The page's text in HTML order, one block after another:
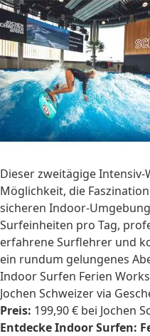
Dieser zweitägige
Möglichkeit, die
sicheren Indoor-
Surfeinheiten pro Tag,
erfahrene Surflehrer und
ein rundum gelungenes
Indoor Surfen Ferien
Jochen Schweizer via
Preis: 199,90 € bei Jochen
Entdecke Indoor Surfen: